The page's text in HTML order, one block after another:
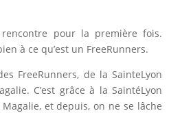
pour la première fois.
à ce qu’est un FreeRunners.
FreeRunners, de la SainteLyon
C’est grâce à la SaintéLyon
et depuis, on ne se lâche